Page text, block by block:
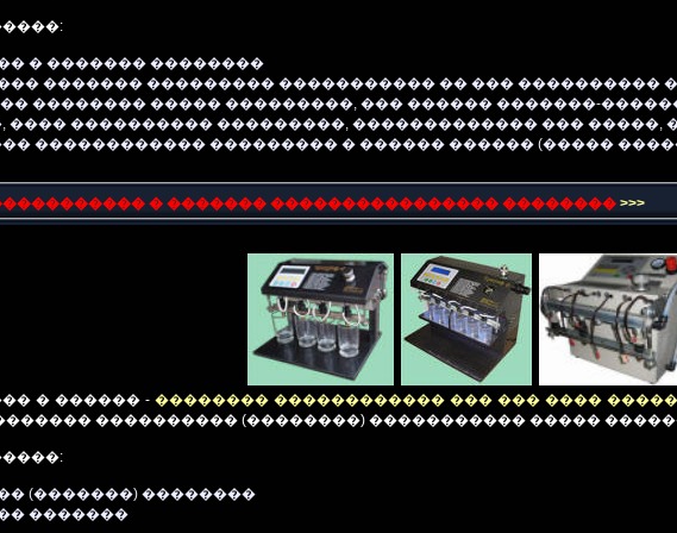
� ������� ��������
������� ��������� ����������� �� ��� ����������
�������� ����� ���������, ��� ������ �������-
���� ���������� ���������, ������������� ��� �����,
������������ ��������� � ������ ������ (�����
� ������� ���������������� ��������>>>
� ������ - �������� ������������ ��� ��� ���� �����
���������� (��������) ����������� �����
(�������) ��������
�������